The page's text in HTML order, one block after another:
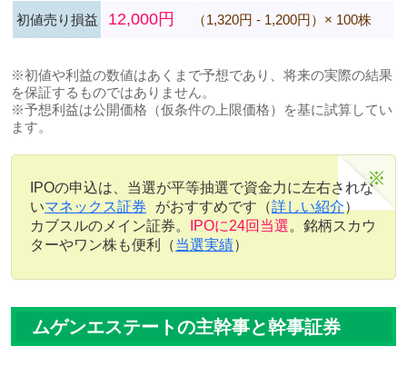
初値売り損益 12,000円 （1,320円 - 1,200円）× 100株
※初値や利益の数値はあくまで予想であり、将来の実際の結果
を保証するものではありません。
※予想利益は公開価格（仮条件の上限価格）を基に試算してい
ます。
IPOの申込は、当選が平等抽選で資金力に左右されな
いマネックス証券 がおすすめです（詳しい紹介）
カブスルのメイン証券。
IPOに24回当選。銘柄スカウ
ターやワン株も便利（当選実績）
ムゲンエステートの主幹事と幹事証券